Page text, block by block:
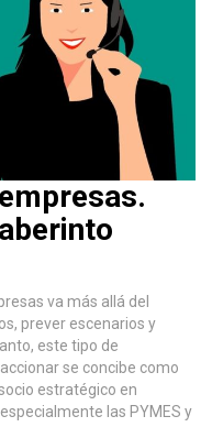
va más allá del
prever escenarios y
este tipo de
se concibe como
estratégico en
las PYMES y